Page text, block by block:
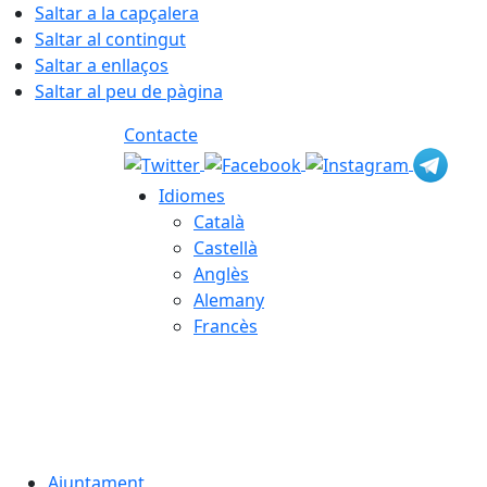
Saltar a la capçalera
Saltar al contingut
Saltar a enllaços
Saltar al peu de pàgina
Contacte
Idiomes
Català
Castellà
Anglès
Alemany
Francès